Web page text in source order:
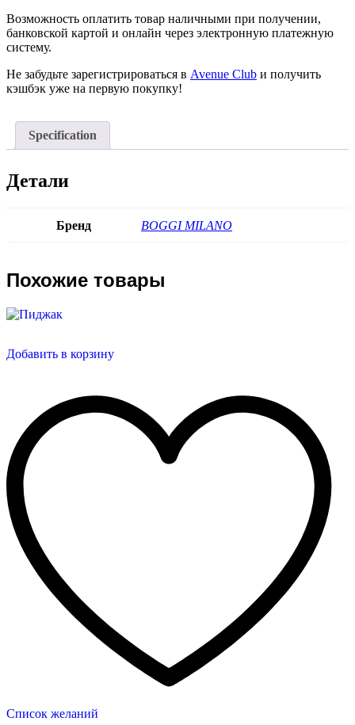
Возможность оплатить товар наличными при получении,
банковской картой и онлайн через электронную платежную
систему.
Не забудьте зарегистрироваться в Avenue Club и получить
кэшбэк уже на первую покупку!
Specification
Детали
Бренд BOGGI MILANO
Похожие товары
Добавить в корзину
Список желаний